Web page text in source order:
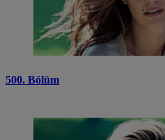
500. Bölüm